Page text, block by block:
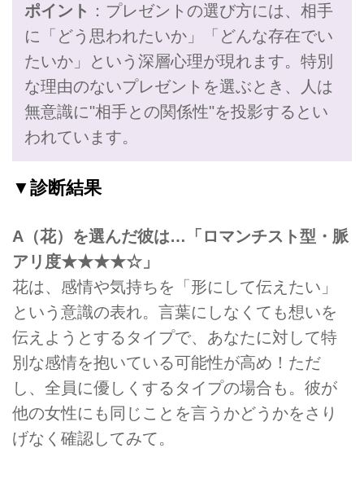
ポイント ：プレゼントの選び方には、相手
に「どう思われたいか」「どんな存在でい
たいか」という深層心理が現れます。特別
な理由のないプレゼントを選ぶとき、人は
無意識に"相手との関係性"を投影するとい
われています。
▼診断結果
A（花）を選んだ彼は…「ロマンチスト型・脈
アリ度★★★★☆」
花は、感情や気持ちを「形にして伝えたい」
という意識の表れ。言葉にしなくても想いを
伝えようとするタイプで、あなたに対して特
別な感情を抱いている可能性が高め！ただ
し、全員に優しくするタイプの場合も。彼が
他の女性にも同じことを言うかどうかをさり
げなく確認してみて。